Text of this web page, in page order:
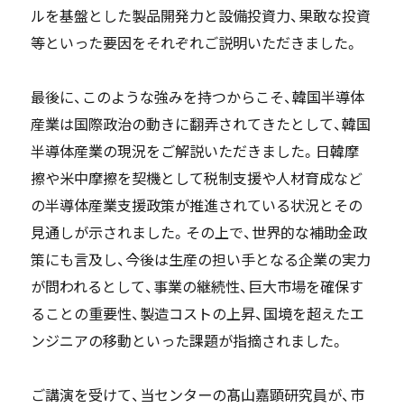
ルを基盤とした製品開発力と設備投資力、果敢な投資
等といった要因をそれぞれご説明いただきました。
最後に、このような強みを持つからこそ、韓国半導体
産業は国際政治の動きに翻弄されてきたとして、韓国
半導体産業の現況をご解説いただきました。日韓摩
擦や米中摩擦を契機として税制支援や人材育成など
の半導体産業支援政策が推進されている状況とその
見通しが示されました。その上で、世界的な補助金政
策にも言及し、今後は生産の担い手となる企業の実力
が問われるとして、事業の継続性、巨大市場を確保す
ることの重要性、製造コストの上昇、国境を超えたエ
ンジニアの移動といった課題が指摘されました。
ご講演を受けて、当センターの髙山嘉顕研究員が、市